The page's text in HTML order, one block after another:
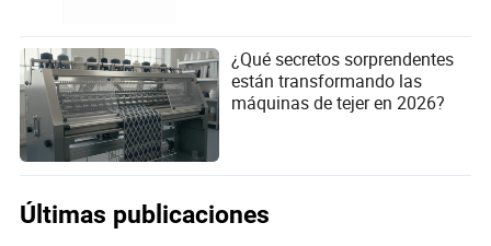
¿Qué secretos sorprendentes
están transformando las
máquinas de tejer en 2026?
Últimas publicaciones